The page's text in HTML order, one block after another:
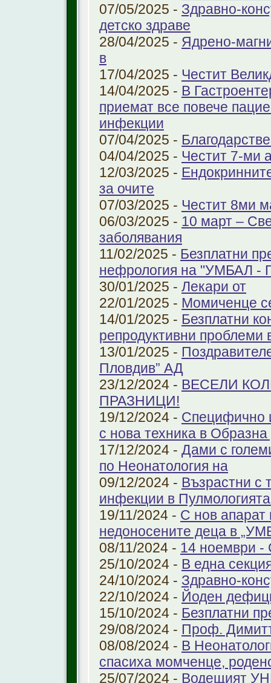
07/05/2025 - Здравно-
детско здраве
28/04/2025 - Ядрено-
в
17/04/2025 - Честит
14/04/2025 - В
приемат все повече
инфекции
07/04/2025 -
04/04/2025 - Честит 7-ми
12/03/2025 -
за очите
07/03/2025 - Честит 8ми
06/03/2025 - 10 март –
заболявания
11/02/2025 - Безплатни
нефрология на "УМБАЛ -
30/01/2025 - Лекари от
22/01/2025 - Момиченце
14/01/2025 - Безплатни
репродуктивни
13/01/2025 -
Пловдив” АД
23/12/2024 - ВЕСЕЛИ
ПРАЗНИЦИ!
19/12/2024 - Специфично
с нова техника в Образна
17/12/2024 - Дами с
по Неонатология на
09/12/2024 - Възрастни с
инфекции в
19/11/2024 - С нов
недоносените деца в
08/11/2024 - 14 ноември -
25/10/2024 - В една
24/10/2024 - Здравно-
22/10/2024 - Йоден
15/10/2024 - Безплатни
29/08/2024 - Проф.
08/08/2024 - В
спасиха момченце,
25/07/2024 - Водещият